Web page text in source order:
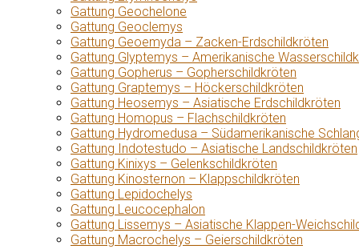
Gattung Geochelone
Gattung Geoclemys
Gattung Geoemyda – Zacken-Erdschildkröten
Gattung Glyptemys – Amerikanische
Gattung Gopherus – Gopherschildkröten
Gattung Graptemys – Höckerschildkröten
Gattung Heosemys – Asiatische Erdschildkröten
Gattung Homopus – Flachschildkröten
Gattung Hydromedusa – Südamerikanische
Gattung Indotestudo – Asiatische Landschildkröten
Gattung Kinixys – Gelenkschildkröten
Gattung Kinosternon – Klappschildkröten
Gattung Lepidochelys
Gattung Leucocephalon
Gattung Lissemys – Asiatische Klappen-
Gattung Macrochelys – Geierschildkröten